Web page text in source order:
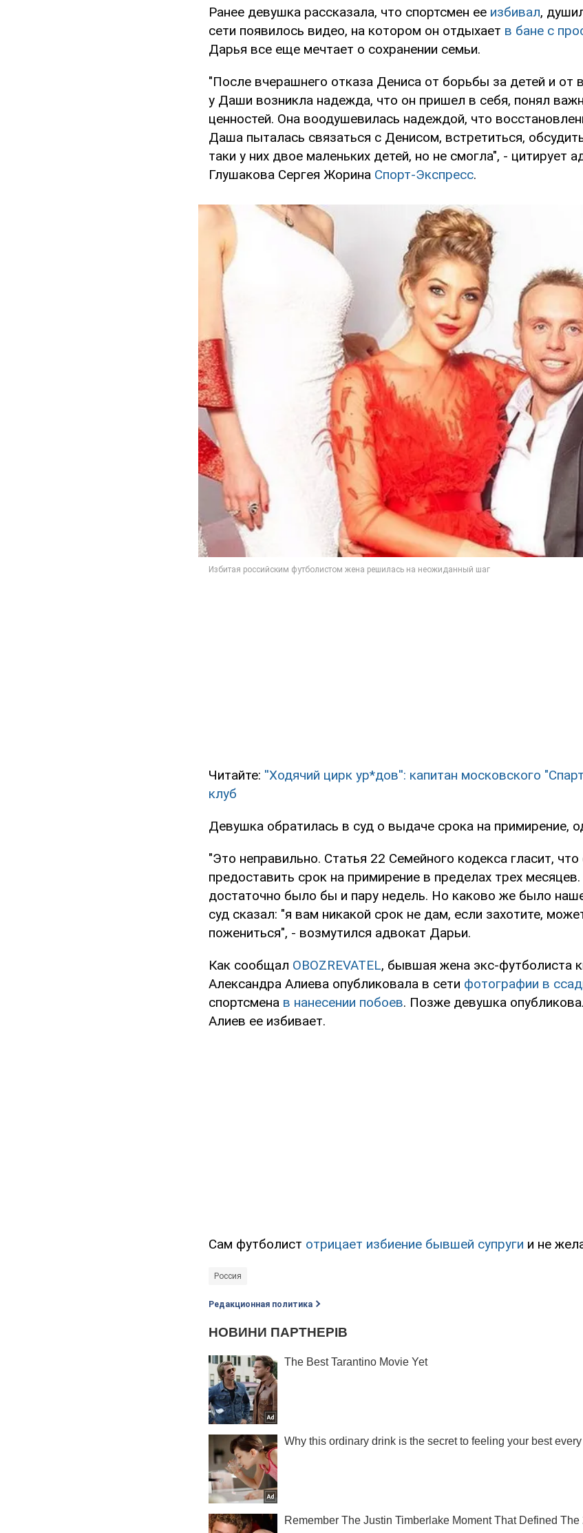
Ранее девушка рассказала, что спортсмен ее избивал,
сети появилось видео, на котором он отдыхает в бане с
Дарья все еще мечтает о сохранении семьи.
"После вчерашнего отказа Дениса от борьбы за детей и от
у Даши возникла надежда, что он пришел в себя, понял
ценностей. Она воодушевилась надеждой, что
Даша пыталась связаться с Денисом, встретиться,
таки у них двое маленьких детей, но не смогла", - цитирует
Глушакова Сергея Жорина Спорт-Экспресс.
Читайте: ''Ходячий цирк ур*дов'': капитан московского
клуб
Девушка обратилась в суд о выдаче срока на примирение,
"Это неправильно. Статья 22 Семейного кодекса гласит,
предоставить срок на примирение в пределах трех
достаточно было бы и пару недель. Но каково же было
суд сказал: "я вам никакой срок не дам, если захотите,
пожениться", - возмутился адвокат Дарьи.
Как сообщал OBOZREVATEL, бывшая жена экс-футболиста
Александра Алиева опубликовала в сети фотографии в
спортсмена в нанесении побоев. Позже девушка
Алиев ее избивает.
Сам футболист отрицает избиение бывшей супруги и не
Россия
Редакционная политика